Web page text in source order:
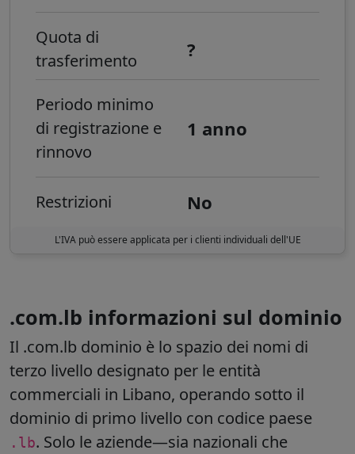
Quota di
trasferimento
?
Periodo minimo
di registrazione e
rinnovo
1 anno
Restrizioni No
L'IVA può essere applicata per i clienti individuali dell'UE
.com.lb informazioni sul dominio
Il .com.lb dominio è lo spazio dei nomi di
terzo livello designato per le entità
commerciali in Libano, operando sotto il
dominio di primo livello con codice paese
.lb. Solo le aziende—sia nazionali che